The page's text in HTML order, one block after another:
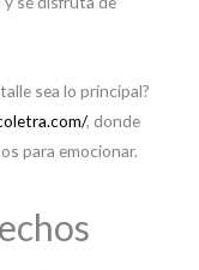
sea lo principal?
, donde
para emocionar.